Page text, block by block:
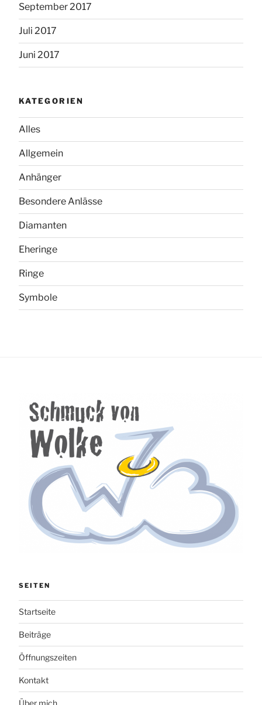
September 2017
Juli 2017
Juni 2017
KATEGORIEN
Alles
Allgemein
Anhänger
Besondere Anlässe
Diamanten
Eheringe
Ringe
Symbole
SEITEN
Startseite
Beiträge
Öffnungszeiten
Kontakt
Über mich